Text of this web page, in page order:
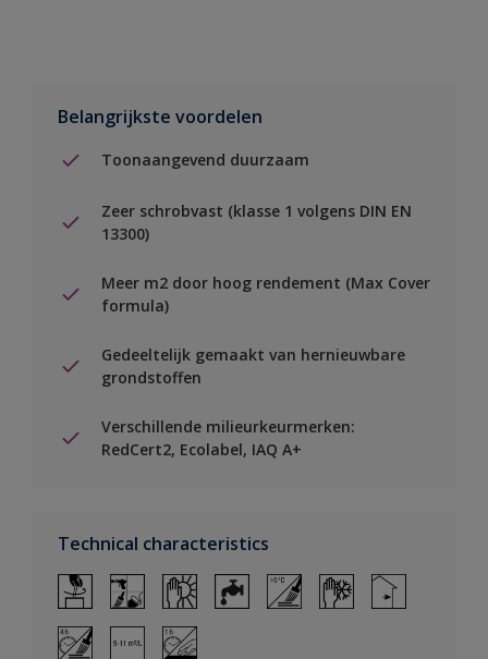
Belangrijkste voordelen
Toonaangevend duurzaam
Zeer schrobvast (klasse 1 volgens DIN EN
13300)
Meer m2 door hoog rendement (Max Cover
formula)
Gedeeltelijk gemaakt van hernieuwbare
grondstoffen
Verschillende milieurkeurmerken:
RedCert2, Ecolabel, IAQ A+
Technical characteristics